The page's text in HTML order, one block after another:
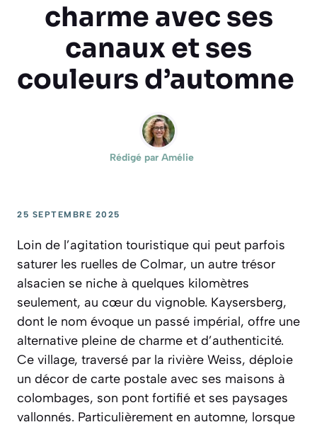
charme avec ses
canaux et ses
couleurs d’automne
Rédigé par Amélie
25 SEPTEMBRE 2025
Loin de l’agitation touristique qui peut parfois
saturer les ruelles de Colmar, un autre trésor
alsacien se niche à quelques kilomètres
seulement, au cœur du vignoble. Kaysersberg,
dont le nom évoque un passé impérial, offre une
alternative pleine de charme et d’authenticité.
Ce village, traversé par la rivière Weiss, déploie
un décor de carte postale avec ses maisons à
colombages, son pont fortifié et ses paysages
vallonnés. Particulièrement en automne, lorsque